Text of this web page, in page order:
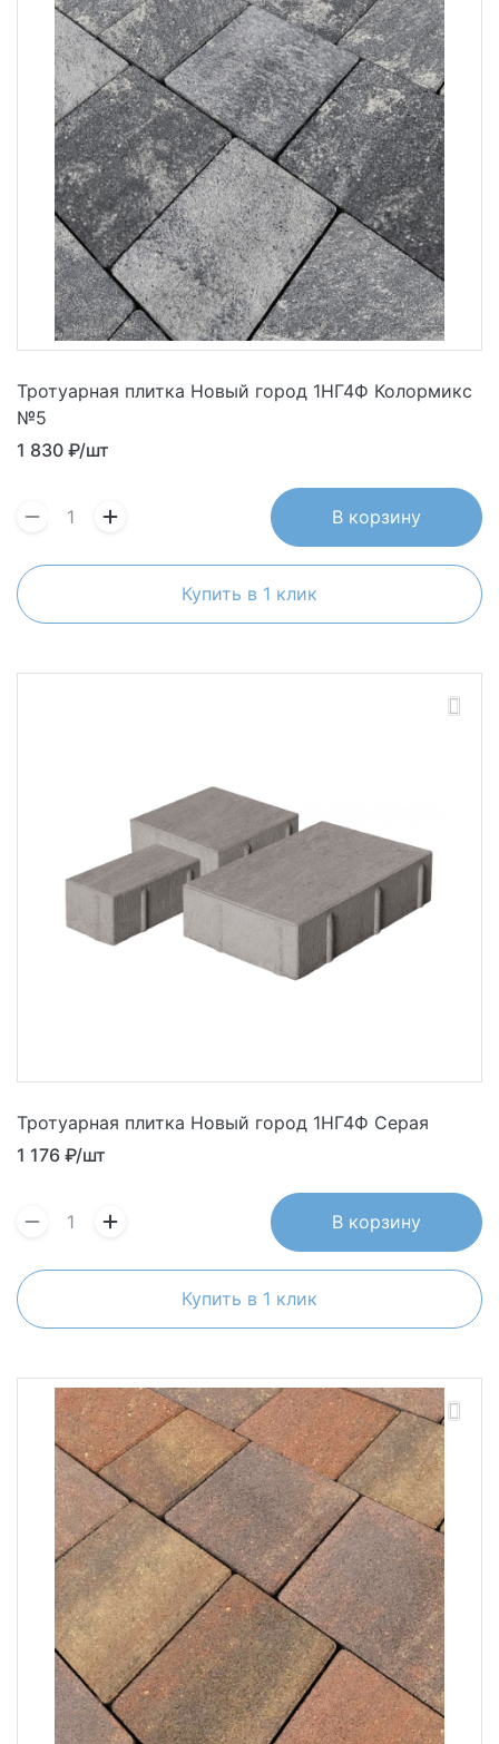
Тротуарная плитка Новый город 1НГ4Ф Колормикс
№5
1 830 ₽/шт
В корзину
Купить в 1 клик
Тротуарная плитка Новый город 1НГ4Ф Серая
1 176 ₽/шт
В корзину
Купить в 1 клик